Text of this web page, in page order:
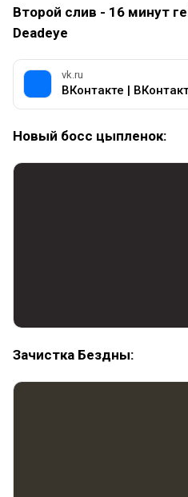
Второй слив - 16 минут
Deadeye
vk.ru
ВКонтакте |
Новый босс цыпленок:
Зачистка Бездны: